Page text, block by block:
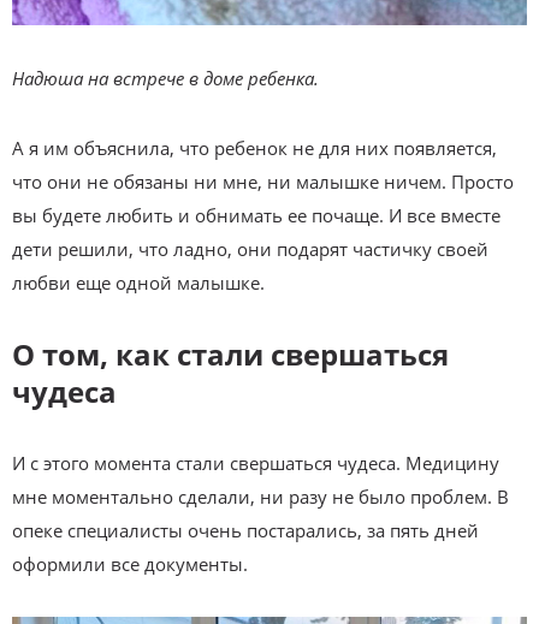
Надюша на встрече в доме ребенка.
А я им объяснила, что ребенок не для них появляется,
что они не обязаны ни мне, ни малышке ничем. Просто
вы будете любить и обнимать ее почаще. И все вместе
дети решили, что ладно, они подарят частичку своей
любви еще одной малышке.
О том, как стали свершаться
чудеса
И с этого момента стали свершаться чудеса. Медицину
мне моментально сделали, ни разу не было проблем. В
опеке специалисты очень постарались, за пять дней
оформили все документы.